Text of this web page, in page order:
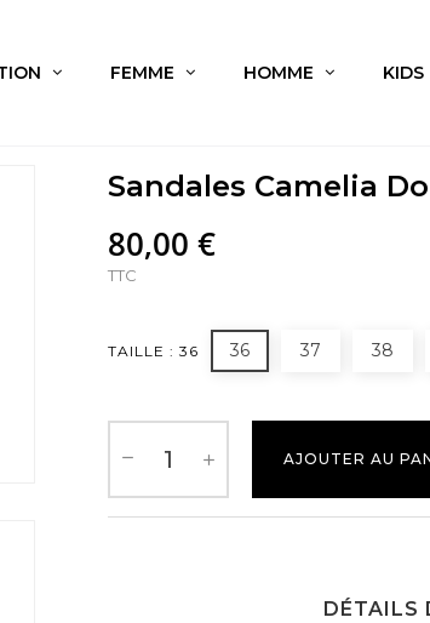
FEMME HOMME KIDS
Sandales Camelia
80,00 €
TTC
TAILLE : 36 36 37 38
AJOUTER AU
DÉTAILS